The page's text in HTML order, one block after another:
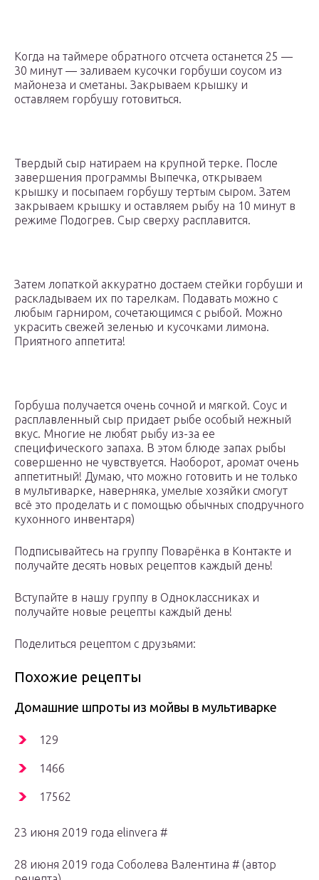
Когда на таймере обратного отсчета останется 25 —
30 минут — заливаем кусочки горбуши соусом из
майонеза и сметаны. Закрываем крышку и
оставляем горбушу готовиться.
Твердый сыр натираем на крупной терке. После
завершения программы Выпечка, открываем
крышку и посыпаем горбушу тертым сыром. Затем
закрываем крышку и оставляем рыбу на 10 минут в
режиме Подогрев. Сыр сверху расплавится.
Затем лопаткой аккуратно достаем стейки горбуши и
раскладываем их по тарелкам. Подавать можно с
любым гарниром, сочетающимся с рыбой. Можно
украсить свежей зеленью и кусочками лимона.
Приятного аппетита!
Горбуша получается очень сочной и мягкой. Соус и
расплавленный сыр придает рыбе особый нежный
вкус. Многие не любят рыбу из-за ее
специфического запаха. В этом блюде запах рыбы
совершенно не чувствуется. Наоборот, аромат очень
аппетитный! Думаю, что можно готовить и не только
в мультиварке, наверняка, умелые хозяйки смогут
всё это проделать и с помощью обычных сподручного
кухонного инвентаря)
Подписывайтесь на группу Поварёнка в Контакте и
получайте десять новых рецептов каждый день!
Вступайте в нашу группу в Одноклассниках и
получайте новые рецепты каждый день!
Поделиться рецептом с друзьями:
Похожие рецепты
Домашние шпроты из мойвы в мультиварке
129
1466
17562
23 июня 2019 года elinvera #
28 июня 2019 года Соболева Валентина # (автор